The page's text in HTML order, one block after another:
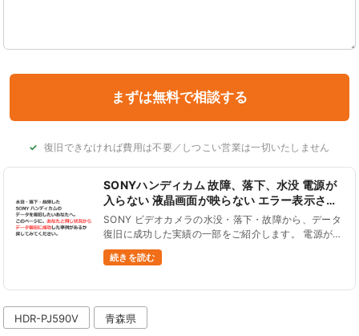
復旧できなければ費用は不要／しつこい営業は一切いたしません
SONYハンディカム 故障、落下、水没 電源が
入らない 液晶画面が映らない エラー表示され
る データ復旧
SONY ビデオカメラの水没・落下・故障から、データ
復旧に成功した実績の一部をご紹介します。 電源が入
らない、液晶画面が真っ暗、液晶パネルがタッチ操作
できない、画面が緑色の砂嵐表示、C:13:01エラーコ
続きを読む
HDR-PJ590V 青森県